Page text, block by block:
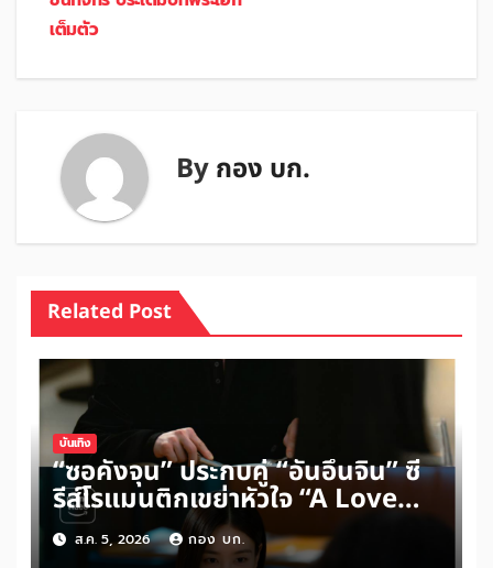
เต็มตัว
Byกอง บก.
Related Post
บันเทิง
“ซอคังจุน” ประกบคู่ “อันอึนจิน” ซี
รีส์โรแมนติกเขย่าหัวใจ “A Love
Other Than Yours”
ส.ค. 5, 2026 กอง บก.